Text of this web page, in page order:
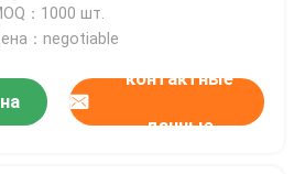
модель 24V
：1000 шт.
：negotiable
контактные
данные